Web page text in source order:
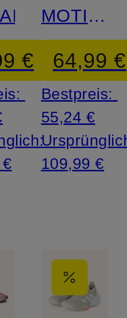
€
MOTIVA
SE
64,99 €
Bestpreis:
55,24 €
109,99 €